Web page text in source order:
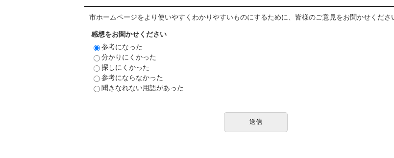
市ホームページをより使いやすくわかりやすいものにするために、皆様のご意見をお聞かせくださ
感想をお聞かせください
参考になった
分かりにくかった
探しにくかった
参考にならなかった
聞きなれない用語があった